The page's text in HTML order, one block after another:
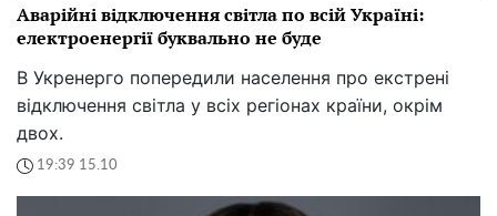
Аварійні відключення світла по всій Україні:
електроенергії буквально не буде
В Укренерго попередили населення про екстрені
відключення світла у всіх регіонах країни, окрім
двох.
19:39 15.10